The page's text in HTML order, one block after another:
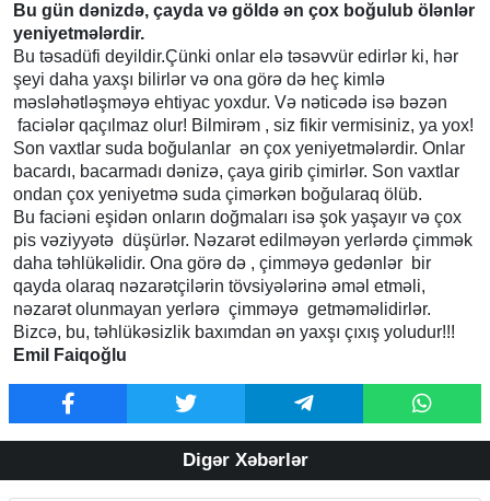
Bu gün dənizdə, çayda və göldə ən çox boğulub ölənlər
yeniyetmələrdir.
Bu təsadüfi deyildir.Çünki onlar elə təsəvvür edirlər ki, hər
şeyi daha yaxşı bilirlər və ona görə də heç kimlə
məsləhətləşməyə ehtiyac yoxdur. Və nəticədə isə bəzən
faciələr qaçılmaz olur! Bilmirəm , siz fikir vermisiniz, ya yox!
Son vaxtlar suda boğulanlar ən çox yeniyetmələrdir. Onlar
bacardı, bacarmadı dənizə, çaya girib çimirlər. Son vaxtlar
ondan çox yeniyetmə suda çimərkən boğularaq ölüb.
Bu faciəni eşidən onların doğmaları isə şok yaşayır və çox
pis vəziyyətə düşürlər. Nəzarət edilməyən yerlərdə çimmək
daha təhlükəlidir. Ona görə də , çimməyə gedənlər bir
qayda olaraq nəzarətçilərin tövsiyələrinə əməl etməli,
nəzarət olunmayan yerlərə çimməyə getməməlidirlər.
Bizcə, bu, təhlükəsizlik baxımdan ən yaxşı çıxış yoludur!!!
Emil Faiqoğlu
Digər Xəbərlər